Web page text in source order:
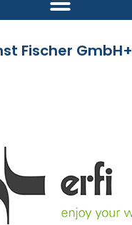
Fischer